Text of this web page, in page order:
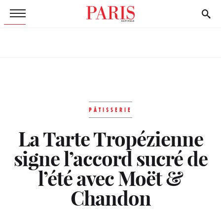
PÂTISSERIE
La Tarte Tropézienne
signe l’accord sucré de
l’été avec Moët &
Chandon